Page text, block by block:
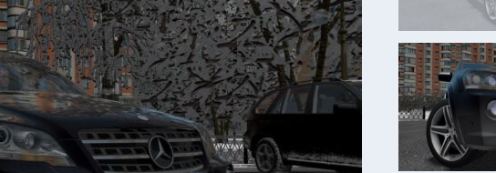
KINGDOM COME:
DELIVERANCE
бродилка
KENSHI
экшн